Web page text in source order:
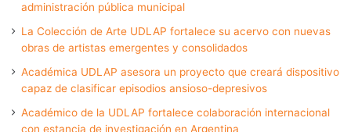
administración pública municipal
La Colección de Arte UDLAP fortalece su acervo con nuevas
obras de artistas emergentes y consolidados
Académica UDLAP asesora un proyecto que creará dispositivo
capaz de clasificar episodios ansioso-depresivos
Académico de la UDLAP fortalece colaboración internacional
con estancia de investigación en Argentina